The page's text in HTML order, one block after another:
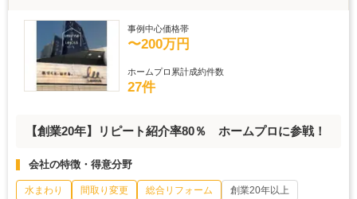
事例中心価格帯
〜200万円
ホームプロ累計成約件数
27件
【創業20年】リピート紹介率80％ ホームプロに参戦！
会社の特徴・得意分野
水まわり 間取り変更 総合リフォーム
創業20年以上